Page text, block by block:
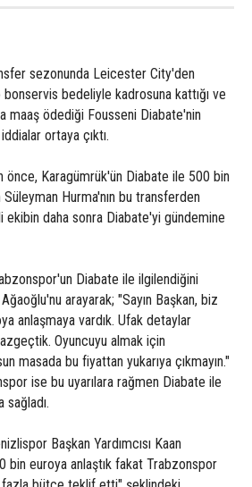
sezonunda Leicester City'den
bedeliyle kadrosuna kattığı ve
maaş ödediği Fousseni Diabate'nin
ortaya çıktı.
önce, Karagümrük'ün Diabate ile 500 bin
Süleyman Hurma'nın bu transferden
daha sonra Diabate'yi gündemine
Diabate ile ilgilendiğini
arayarak; "Sayın Başkan, biz
anlaşmaya vardık. Ufak detaylar
Oyuncuyu almak için
masada bu fiyattan yukarıya çıkmayın."
ise bu uyarılara rağmen Diabate ile
sağladı.
Başkan Yardımcısı Kaan
bin euroya anlaştık fakat Trabzonspor